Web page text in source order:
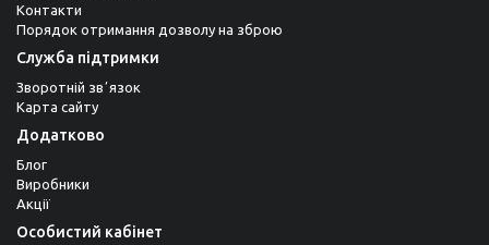
Контакти
Порядок отримання дозволу на зброю
Служба підтримки
Зворотній звʼязок
Карта сайту
Додатково
Блог
Виробники
Акції
Особистий кабінет